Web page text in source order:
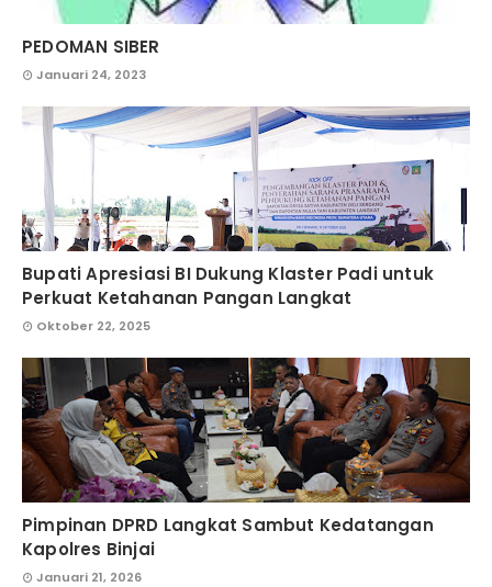
PEDOMAN SIBER
Januari 24, 2023
Bupati Apresiasi BI Dukung Klaster Padi untuk
Perkuat Ketahanan Pangan Langkat
Oktober 22, 2025
Pimpinan DPRD Langkat Sambut Kedatangan
Kapolres Binjai
Januari 21, 2026